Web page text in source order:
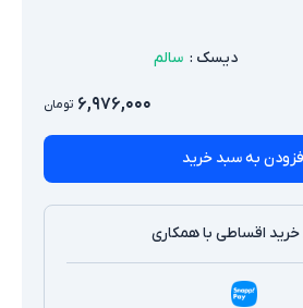
دیسک : سالم
۶,۹۷۶,۰۰۰ تومان
به سبد خرید
خرید اقساطی با همکاری